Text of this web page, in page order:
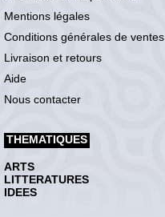
Mentions légales
Conditions générales de ventes
Livraison et retours
Aide
Nous contacter
THEMATIQUES
ARTS
LITTERATURES
IDEES